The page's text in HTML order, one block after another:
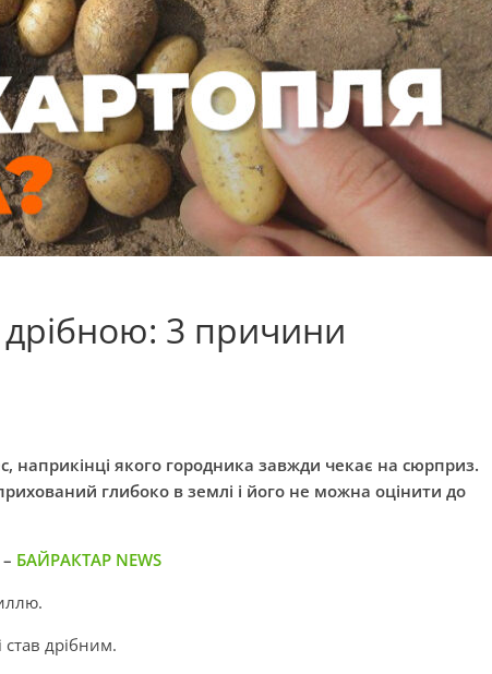
3 причини
наприкінці якого городника завжди чекає на сюрприз.
глибоко в землі і його не можна оцінити до
БАЙРАКТАР NEWS
дрібним.